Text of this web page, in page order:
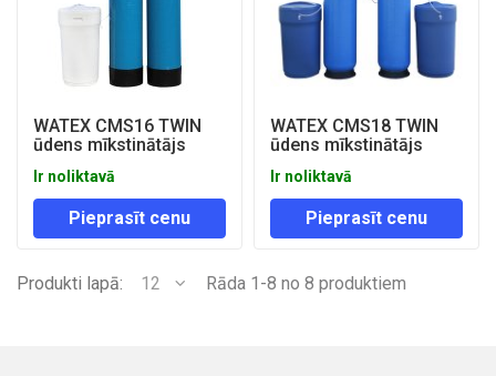
WATEX CMS16 TWIN
ūdens mīkstinātājs
Ir noliktavā
Pieprasīt cenu
WATEX CMS18 TWIN
ūdens mīkstinātājs
Ir noliktavā
Pieprasīt cenu
Produkti lapā: 12 Rāda 1-8 no 8 produktiem